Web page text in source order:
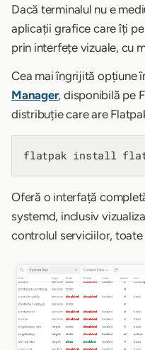
Dacă terminalul nu e
aplicații grafice care îți
prin interfețe vizuale, cu
Cea mai îngrijită opțiune
Manager, disponibilă pe
distribuție care are
Oferă o interfață
systemd, inclusiv
controlul serviciilor,